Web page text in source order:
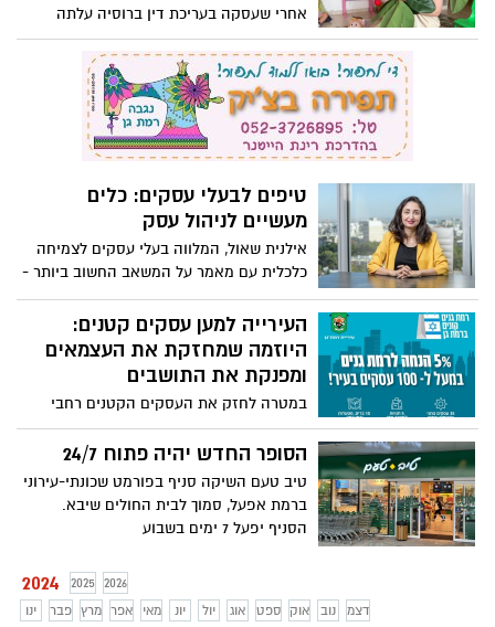
אחרי שעסקה בעריכת דין ברוסיה עלתה
חודוס לישראל, בגלל קשיי השפה עסקה
בעיקר בניקיונות עד שהחליטה להגשים את
החלום להיות בעלים של רשת גני ילדים
טיפים לבעלי עסקים: כלים
מעשיים לניהול עסק
אילנית שאול, המלווה בעלי עסקים לצמיחה
כלכלית עם מאמר על המשאב החשוב ביותר -
"אין לי זמן, אין לי". מאמר ראשון בסדרה
העירייה למען עסקים קטנים:
היוזמה שמחזקת את העצמאים
ומפנקת את התושבים
במטרה לחזק את העסקים הקטנים רחבי
העיר ממשיכה עיריית רמת גן בפרויקט מיוחד
לחשיפת העסקים הקטנים שנמצאים ברחבי
העיר. מעל מאה עסקים עירוניים מקומיים
במגוון תחומים מעניקים הנחות על כל מוצרי
העסק לתושבי בעיר
הסופר החדש יהיה פתוח 24/7
טיב טעם השיקה סניף בפורמט שכונתי-עירוני
ברמת אפעל, סמוך לבית החולים שיבא.
הסניף יפעל 7 ימים בשבוע
2024 2025
2026
ינו
פבר מרץ אפר מאי יונ יול אוג ספט אוק נוב דצמ